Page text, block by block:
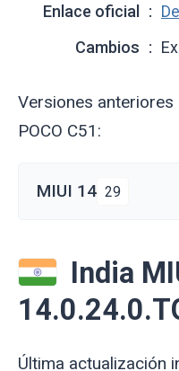
Enlace oficial
Cambios
Versiones
POCO C51:
MIUI 14 29
India
Última actualización